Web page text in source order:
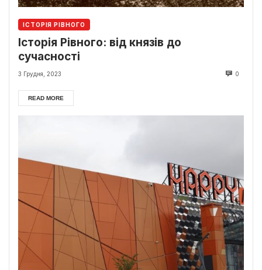
ІСТОРІЯ РІВНОГО
Історія Рівного: від князів до
сучасності
3 Грудня, 2023 0
READ MORE